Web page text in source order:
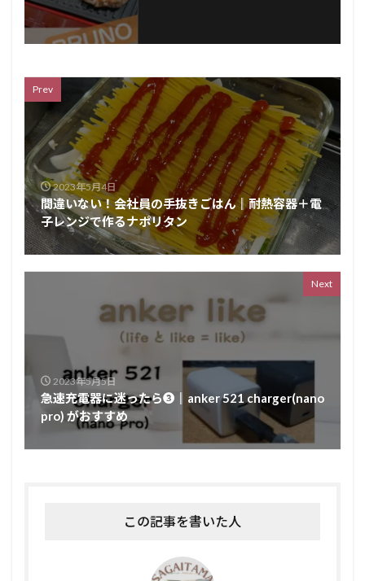
Prev
2023年5月4日
間違いない！会社員の手抜きごはん║耐熱容器＋電
子レンジで作るナポリタン
Next
2023年5月5日
急速充電器に迷ったら❸║anker 521 charger(nano
pro) がおすすめ
この記事を書いた人